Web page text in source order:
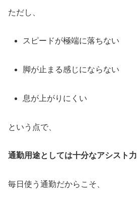
ただし、
スピードが極端に落ちない
脚が止まる感じにならない
息が上がりにくい
という点で、
通勤用途としては十分なアシスト力
毎日使う通勤だからこそ、